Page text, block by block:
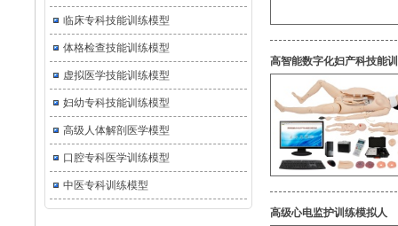
临床专科技能训练模型
体格检查技能训练模型
虚拟医学技能训练模型
妇幼专科技能训练模型
高级人体解剖医学模型
口腔专科医学训练模型
中医专科训练模型
高智能数字化妇产科技能
高级心电监护训练模拟人